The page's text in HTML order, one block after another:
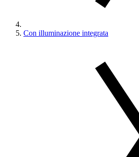
Con illuminazione integrata